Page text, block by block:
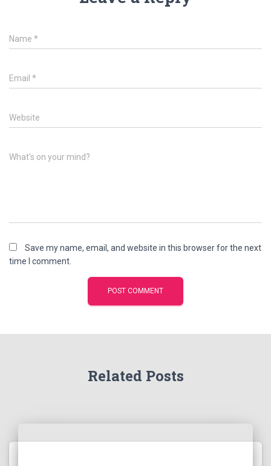
Name *
Email *
Website
What's on your mind?
Save my name, email, and website in this browser for the next
time I comment.
Related Posts